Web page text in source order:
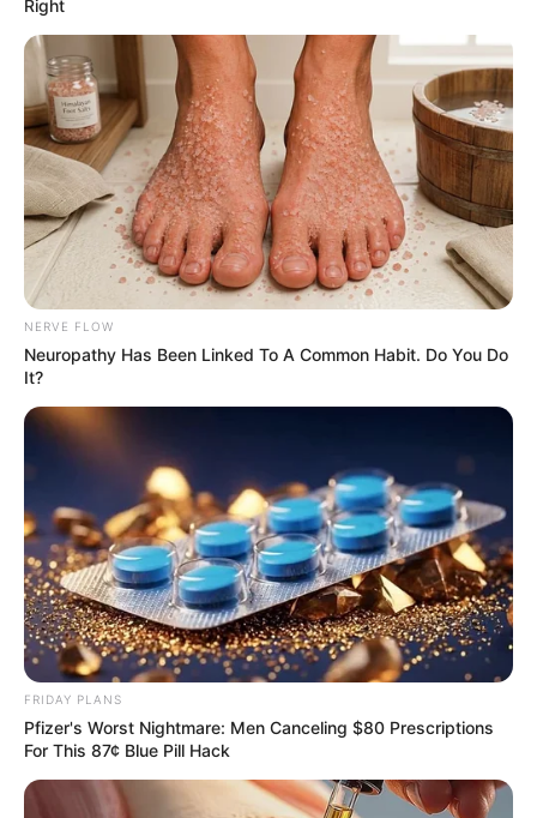
ไม่ค่อยคืบหน้า แต่ถ้าเป็นงานบันเทิง ท่องเที่ยว ผับ บาร์ จะ
ไปได้เร็ว
ความรักมักชิงสุกก่อนห่าม ไม่ดี ปีนี้มีมาก็รักจริงหวังฟันทั้ง
นั้น ให้ดูใจกันให้นานแล้วจะรักกันยืนยาว
ราศีกันย์ (16 กันยายน – 16 ตุลาคม)
Right
NERVE FLOW
Neuropathy Has Been Linked To A Common Habit. Do You Do
It?
FRIDAY PLANS
Pfizer's Worst Nightmare: Men Canceling $80 Prescriptions
For This 87¢ Blue Pill Hack